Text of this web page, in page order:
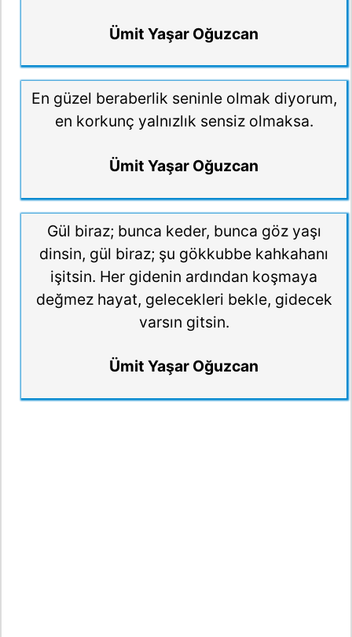
Ümit Yaşar Oğuzcan
En güzel beraberlik seninle olmak diyorum,
en korkunç yalnızlık sensiz olmaksa.
Ümit Yaşar Oğuzcan
Gül biraz; bunca keder, bunca göz yaşı
dinsin, gül biraz; şu gökkubbe kahkahanı
işitsin. Her gidenin ardından koşmaya
değmez hayat, gelecekleri bekle, gidecek
varsın gitsin.
Ümit Yaşar Oğuzcan